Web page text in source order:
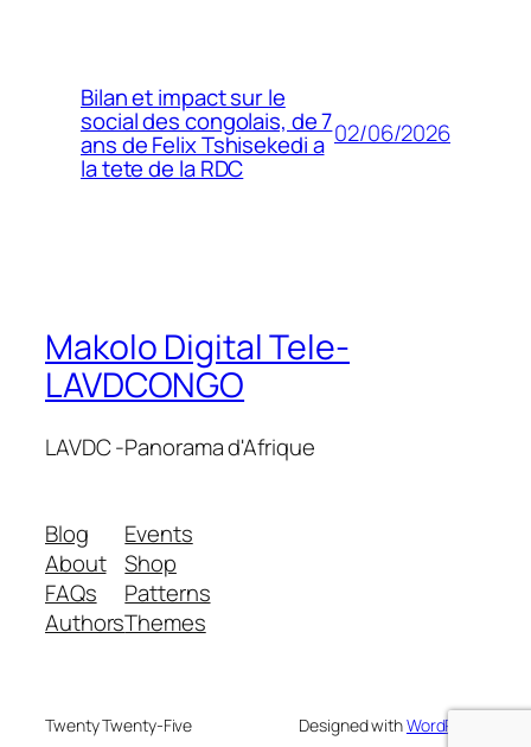
Bilan et impact sur le
social des congolais, de 7
ans de Felix Tshisekedi a
la tete de la RDC
02/06/2026
Makolo Digital Tele-
LAVDCONGO
LAVDC -Panorama d'Afrique
Blog
About
FAQs
Authors
Events
Shop
Patterns
Themes
Twenty Twenty-Five Designed withWordPress